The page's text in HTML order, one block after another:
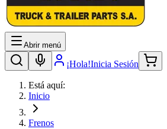
Abrir menú
¡Hola!Inicia Sesión
Está aquí:
Inicio
Frenos